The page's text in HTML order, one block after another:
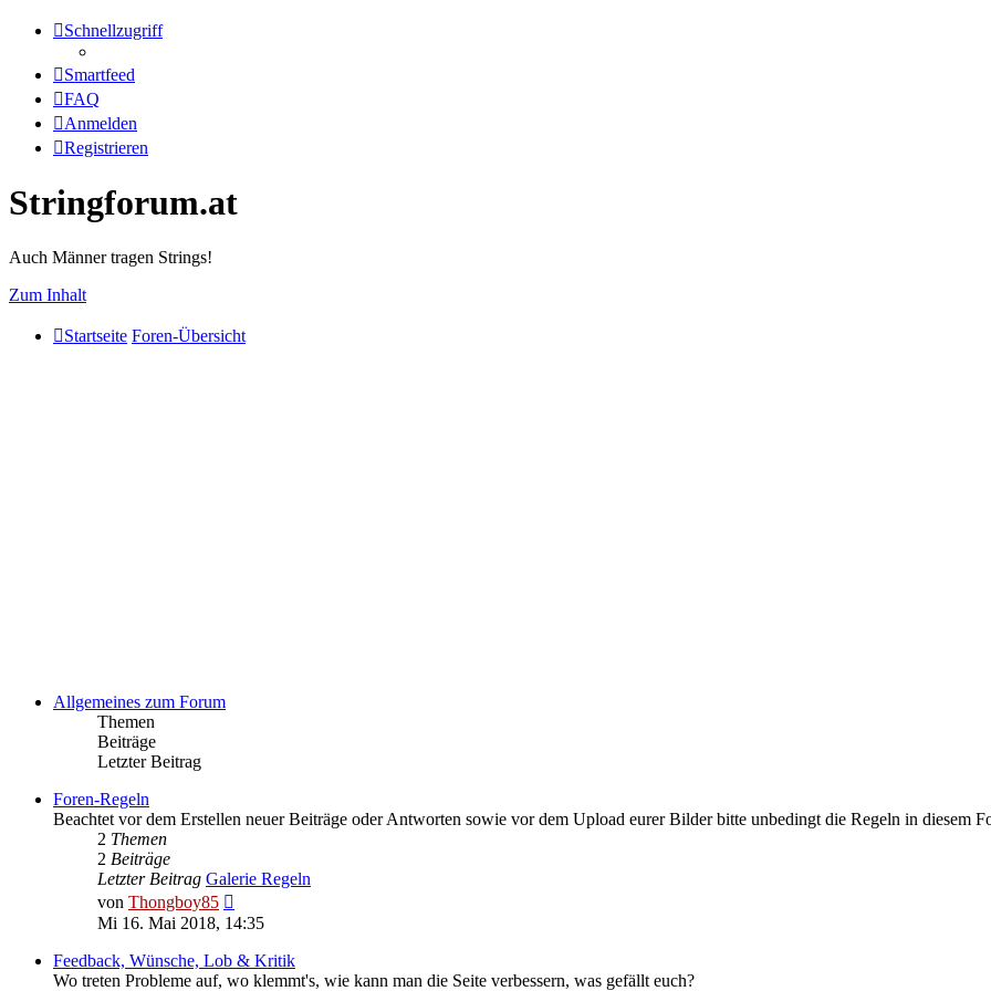
Schnellzugriff
Smartfeed
FAQ
Anmelden
Registrieren
Stringforum.at
Auch Männer tragen Strings!
Zum Inhalt
Startseite Foren-Übersicht
Allgemeines zum Forum
Themen
Beiträge
Letzter Beitrag
Foren-Regeln
Beachtet vor dem Erstellen neuer Beiträge oder Antworten sowie vor dem Upload eurer Bilder bitte unbedingt die Regeln in diesem
2 Themen
2 Beiträge
Letzter Beitrag Galerie Regeln
von Thongboy85
Beitrag
Mi 16. Mai 2018, 14:35
Feedback, Wünsche, Lob & Kritik
Wo treten Probleme auf, wo klemmt's, wie kann man die Seite verbessern, was gefällt euch?